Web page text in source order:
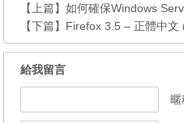
【上篇】如何確保Windows
【下篇】 Firefox 3.5 – 正體中文
給我留言
暱